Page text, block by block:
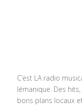
C’est LA radio
lémanique. Des
bons plans locaux